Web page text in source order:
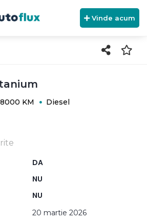
Vinde acum
KM Diesel
DA
NU
NU
20 martie 2026